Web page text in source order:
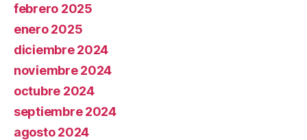
febrero 2025
enero 2025
diciembre 2024
noviembre 2024
octubre 2024
septiembre 2024
agosto 2024